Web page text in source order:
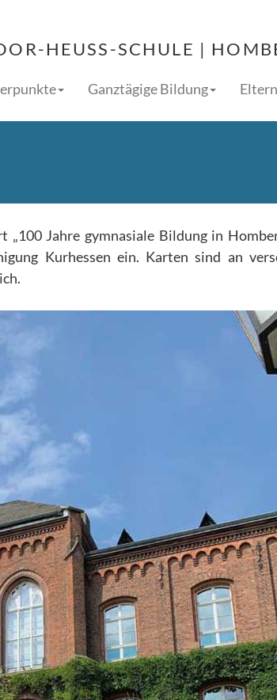
HEUSS-SCHULE |
Ganztägige Bildung
Jahre gymnasiale Bildung in
Kurhessen ein. Karten sind an